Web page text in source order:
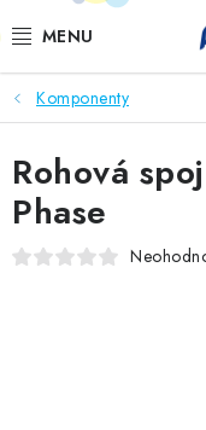
na
OSVĚTLENÍ INTERIÉRU
LED
VENKOVNÍ OSVĚTLENÍ
Komponenty
Rohová
Phase